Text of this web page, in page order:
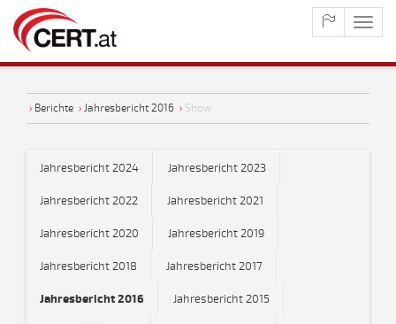
› Berichte › Jahresbericht 2016 › Show
Jahresbericht 2024 Jahresbericht 2023
Jahresbericht 2022 Jahresbericht 2021
Jahresbericht 2020 Jahresbericht 2019
Jahresbericht 2018 Jahresbericht 2017
Jahresbericht 2016 Jahresbericht 2015